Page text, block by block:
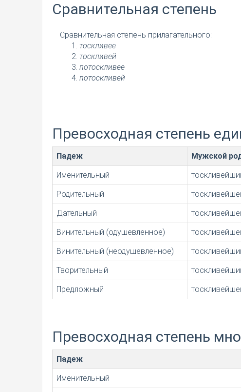
Сравнительная степень
Сравнительная степень прилагательного:
тоскливее
тоскливей
потоскливее
потоскливей
Превосходная степень
Падеж Мужской
Именительный
Родительный
Дательный
Винительный (одушевленное)
Винительный (неодушевленное)
Творительный
Предложный
Превосходная степень
Падеж
Именительный